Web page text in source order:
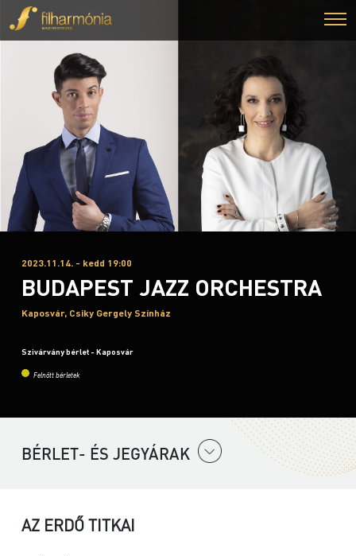
2023.11.14. - kedd 19:00
BUDAPEST JAZZ ORCHESTRA
Kaposvár, Csiky Gergely Színház
Szivárvány bérlet - Kaposvár
Felnőtt bérletek
BÉRLET- ÉS JEGYÁRAK
AZ ERDŐ TITKAI